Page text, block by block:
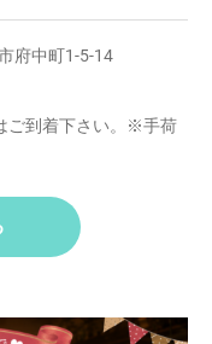
府中町1-5-14
到着下さい。※手荷